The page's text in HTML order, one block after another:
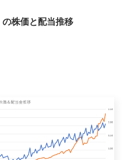
株価と配当推移